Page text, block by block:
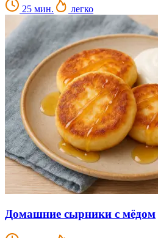
25 мин. легко
Домашние сырники с мёдом